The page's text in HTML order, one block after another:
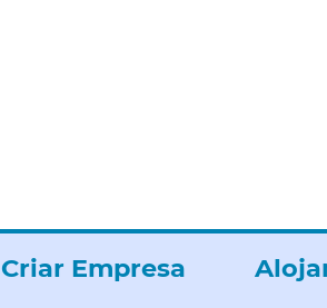
Criar Empresa